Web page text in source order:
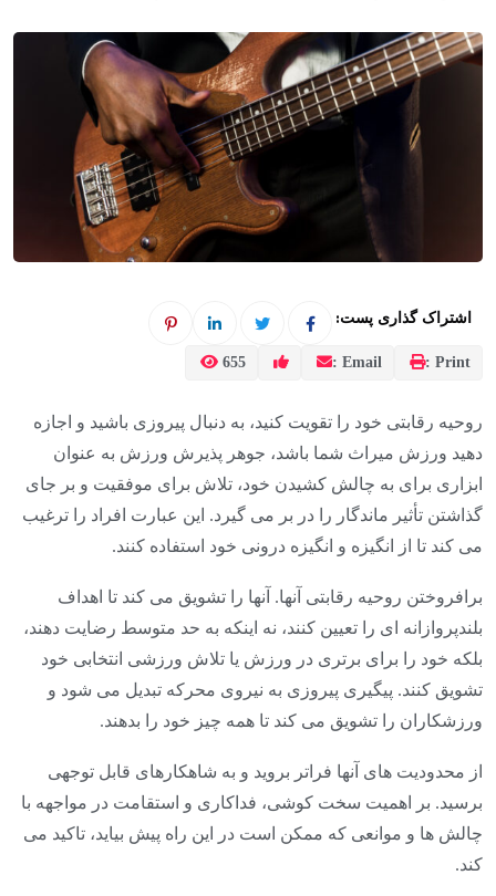
اشتراک گذاری پست:
Print :
Email :
655
روحیه رقابتی خود را تقویت کنید، به دنبال پیروزی باشید و اجازه
دهید ورزش میراث شما باشد، جوهر پذیرش ورزش به عنوان
ابزاری برای به چالش کشیدن خود، تلاش برای موفقیت و بر جای
گذاشتن تأثیر ماندگار را در بر می گیرد. این عبارت افراد را ترغیب
می کند تا از انگیزه و انگیزه درونی خود استفاده کنند.
برافروختن روحیه رقابتی آنها. آنها را تشویق می کند تا اهداف
بلندپروازانه ای را تعیین کنند، نه اینکه به حد متوسط ​​رضایت دهند،
بلکه خود را برای برتری در ورزش یا تلاش ورزشی انتخابی خود
تشویق کنند. پیگیری پیروزی به نیروی محرکه تبدیل می شود و
ورزشکاران را تشویق می کند تا همه چیز خود را بدهند.
از محدودیت های آنها فراتر بروید و به شاهکارهای قابل توجهی
برسید. بر اهمیت سخت کوشی، فداکاری و استقامت در مواجهه با
چالش ها و موانعی که ممکن است در این راه پیش بیاید، تاکید می
کند.